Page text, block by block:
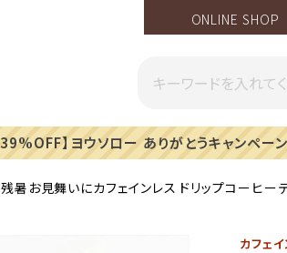
ONLINE SHOP
【注意喚起】偽サ
残暑お見舞いにカフェインレス ドリップコーヒ
カフェ